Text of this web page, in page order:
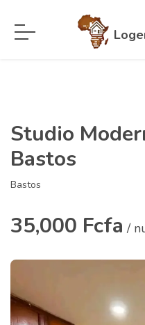
Studio
Bastos
Bastos
35,000 Fcfa /